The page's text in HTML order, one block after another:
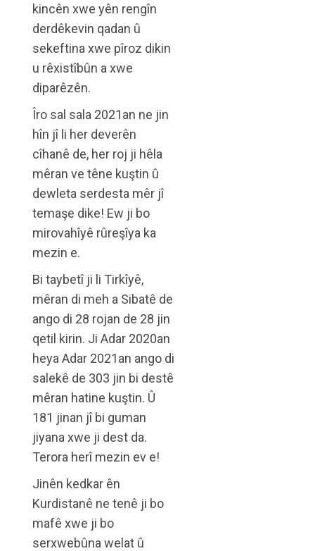
kincên xwe yên rengîn
derdêkevin qadan û
sekeftina xwe pîroz dikin
u rêxistîbûn a xwe
diparêzên.
Îro sal sala 2021an ne jin
hîn jî li her deverên
cîhanê de, her roj ji hêla
mêran ve têne kuştin û
dewleta serdesta mêr jî
temaşe dike! Ew ji bo
mirovahîyê rûreşîya ka
mezin e.
Bi taybetî ji li Tirkîyê,
mêran di meh a Sibatê de
ango di 28 rojan de 28 jin
qetil kirin. Ji Adar 2020an
heya Adar 2021an ango di
salekê de 303 jin bi destê
mêran hatine kuştin. Û
181 jinan jî bi guman
jiyana xwe ji dest da.
Terora herî mezin ev e!
Jinên kedkar ên
Kurdistanê ne tenê ji bo
mafê xwe ji bo
serxwebûna welat û